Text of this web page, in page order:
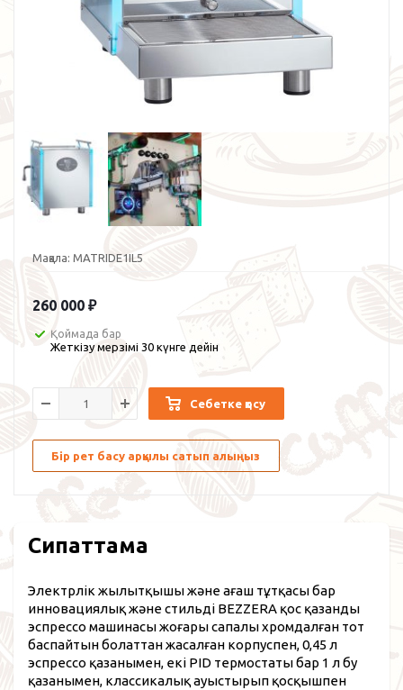
Мақала: MATRIDE1IL5
260 000 ₽
Қоймада бар
Жеткізу мерзімі 30 күнге дейін
Себетке қосу
Бір рет басу арқылы сатып алыңыз
Сипаттама
Электрлік жылытқышы және ағаш тұтқасы бар
инновациялық және стильді BEZZERA қос қазанды
эспрессо машинасы жоғары сапалы хромдалған тот
баспайтын болаттан жасалған корпуспен, 0,45 л
эспрессо қазанымен, екі PID термостаты бар 1 л бу
қазанымен, классикалық ауыстырып қосқышпен